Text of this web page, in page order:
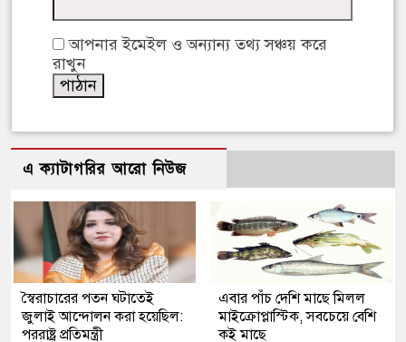
আপনার ইমেইল ও অন্যান্য তথ্য সঞ্চয় করে
রাখুন
এ ক্যাটাগরির আরো নিউজ
স্বৈরাচারের পতন ঘটাতেই
জুলাই আন্দোলন করা হয়েছিল:
পররাষ্ট্র প্রতিমন্ত্রী
এবার পাঁচ দেশি মাছে মিলল
মাইক্রোপ্লাস্টিক, সবচেয়ে বেশি
কই মাছে